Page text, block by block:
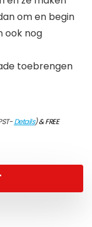
om en begin
ook nog
toebrengen
Details)&FREE